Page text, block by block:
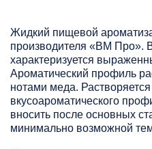
Жидкий пищевой
производителя «ВМ Про».
характеризуется
Ароматический профиль
нотами меда.
вкусоароматического
вносить после основных
минимально возможной